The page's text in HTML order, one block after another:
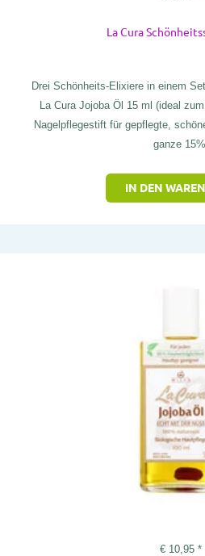
La Cura
Drei Schönheits-Elixiere in einem
La Cura Jojoba Öl 15 ml (ideal
Nagelpflegestift für gepflegte,
ganze
IN DEN
€ 10,95 *